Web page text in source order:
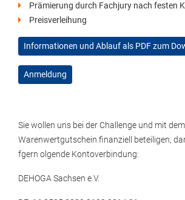
Prämierung durch Fachjury nach festen
Preisverleihung
Informationen und Ablauf als PDF zum
Anmeldung
Sie wollen uns bei der Challenge und mit dem
Warenwertgutschein finanziell beteiligen,
fgern olgende Kontoverbindung:
DEHOGA Sachsen e.V.